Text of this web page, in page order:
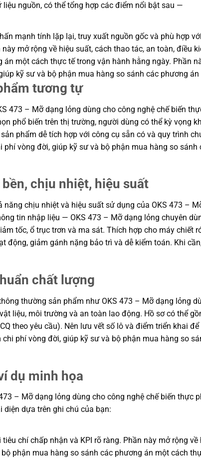
nguồn, có thể tổng hợp các điểm nổi bật sau —
mạnh tính lặp lại, truy xuất nguồn gốc và phù hợp
mở rộng về hiệu suất, cách thao tác, an toàn, điều
một cách thực tế trong vận hành hằng ngày. Phần
kỹ sư và bộ phận mua hàng so sánh các phương
tương tự
473 – Mỡ dạng lỏng dùng cho công nghệ chế biến
phổ biến trên thị trường, người dùng có thể kỳ vọng
phẩm dễ tích hợp với công cụ sẵn có và quy trình
phí vòng đời, giúp kỹ sư và bộ phận mua hàng so
chịu nhiệt, hiệu suất
chịu nhiệt và hiệu suất sử dụng của OKS 473 –
tin nhập liệu — OKS 473 – Mỡ dạng lỏng chuyên
tốc, ổ trục trơn và ma sát. Thích hợp cho máy chiết
động, giảm gánh nặng bảo trì và dễ kiểm toán. Khi
chất lượng
thường sản phẩm như OKS 473 – Mỡ dạng lỏng
liệu, môi trường và an toàn lao động. Hồ sơ có thể
theo yêu cầu). Nên lưu vết số lô và điểm triển khai
phí vòng đời, giúp kỹ sư và bộ phận mua hàng so
dụ minh họa
– Mỡ dạng lỏng dùng cho công nghệ chế biến thực
diện dựa trên ghi chú của bạn:
tiêu chí chấp nhận và KPI rõ ràng. Phần này mở rộng
phận mua hàng so sánh các phương án một cách